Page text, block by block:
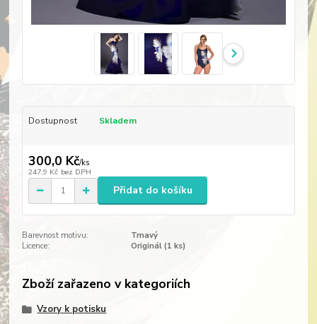
Dostupnost Skladem
300,0 Kč/ks
247,9 Kč bez DPH
Přidat do košíku
Barevnost motivu:
Tmavý
Licence:
Originál (1 ks)
Zboží zařazeno v kategoriích
Vzory k potisku